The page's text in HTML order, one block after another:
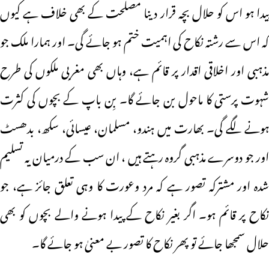
پیدا ہو اس کو حلال بچہ قرار دینا مصلحت کے بھی خلاف ہے کیوں
کہ اس سے رشتہ نکاح کی اہمیت ختم ہو جائے گی۔ اور ہمارا ملک جو
مذہبی اور اخلاقی اقدار پر قائم ہے، وہاں بھی مغربی ملکوں کی طرح
شہوت پرستی کا ماحول بن جائے گا۔ بِن باپ کے بچوں کی کثرت
ہونے لگے گی۔ بھارت میں ہندو، مسلمان، عیسائی، سکھ، بدھسٹ
اور جو دوسرے مذہبی گروہ رہتے ہیں ، ان سب کے درمیان یہ تسلیم
شدہ اور مشترکہ تصور ہے کہ مرد وعورت کا وہی تعلق جائز ہے، جو
نکاح پر قائم ہو۔ اگر بغیر نکاح کے پیدا ہونے والے بچوں کو بھی
حلال سمجھا جائے تو پھر نکاح کا تصور بے معنیٰ ہو جائے گا۔